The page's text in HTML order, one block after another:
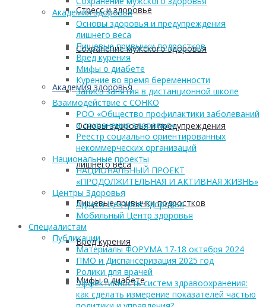
Стресс и здоровье
Сохранение мужского здоровья
Академия здоровья
Основы здоровья и предупреждения
лишнего веса
Пищевые привычки подростков
Вред курения
Мифы о диабете
Академия здоровья
Основы здоровья и предупреждения
лишнего веса
Пищевые привычки подростков
Вред курения
Мифы о диабете
Курение во время беременности
Запись занятия в дистанционной школе
Взаимодействие с СОНКО
РОО «Общество профилактики заболеваний
и сохранения здоровья»
Реестр социально ориентированных
некоммерческих организаций
Национальные проекты
НАЦИОНАЛЬНЫЙ ПРОЕКТ
«ПРОДОЛЖИТЕЛЬНАЯ И АКТИВНАЯ ЖИЗНЬ»
Центры Здоровья
Адреса Центров Здоровья
Мобильный Центр здоровья
Cпециалистам
Публикации
Материалы ФОРУМА 17-18 октября 2024
ПМО и Диспансеризация 2025 год
Ролики для врачей
Эффективность систем здравоохранения:
как сделать измерение показателей частью